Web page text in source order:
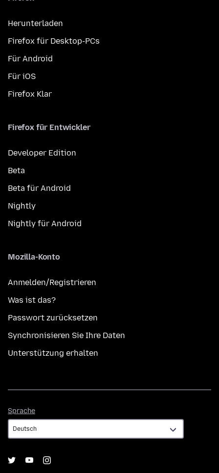
Herunterladen
Firefox für Desktop-PCs
Für Android
Für iOS
Firefox Klar
Firefox für Entwickler
Developer Edition
Beta
Beta für Android
Nightly
Nightly für Android
Mozilla-Konto
Anmelden/Registrieren
Was ist das?
Passwort zurücksetzen
Synchronisieren Sie Ihre Daten
Unterstützung erhalten
Sprache